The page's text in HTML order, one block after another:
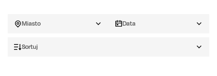
Miasto Data
Sortuj